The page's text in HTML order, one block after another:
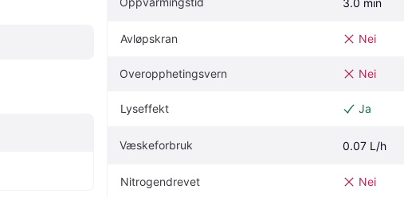
Avløpskran Nei
Overopphetingsvern Nei
Lyseffekt Ja
Væskeforbruk 0.07 L/h
Nitrogendrevet Nei